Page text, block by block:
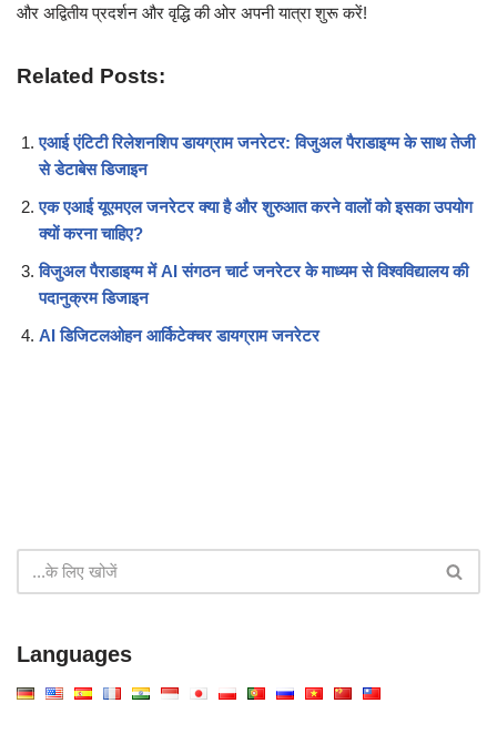
और अद्वितीय प्रदर्शन और वृद्धि की ओर अपनी यात्रा शुरू करें!
Related Posts:
एआई एंटिटी रिलेशनशिप डायग्राम जनरेटर: विजुअल पैराडाइग्म के साथ तेजी
से डेटाबेस डिजाइन
एक एआई यूएमएल जनरेटर क्या है और शुरुआत करने वालों को इसका उपयोग
क्यों करना चाहिए?
विजुअल पैराडाइग्म में AI संगठन चार्ट जनरेटर के माध्यम से विश्वविद्यालय की
पदानुक्रम डिजाइन
AI डिजिटलओहन आर्किटेक्चर डायग्राम जनरेटर
Languages